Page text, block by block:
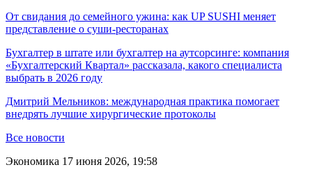
От свидания до семейного ужина: как UP SUSHI меняет
представление о суши-ресторанах
Бухгалтер в штате или бухгалтер на аутсорсинге: компания
«Бухгалтерский Квартал» рассказала, какого специалиста
выбрать в 2026 году
Дмитрий Мельников: международная практика помогает
внедрять лучшие хирургические протоколы
Все новости
Экономика 17 июня 2026, 19:58